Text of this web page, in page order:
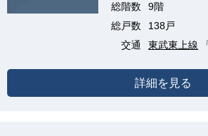
総階数
9階
総戸数
138戸
交通
東武東上線
詳細を見る